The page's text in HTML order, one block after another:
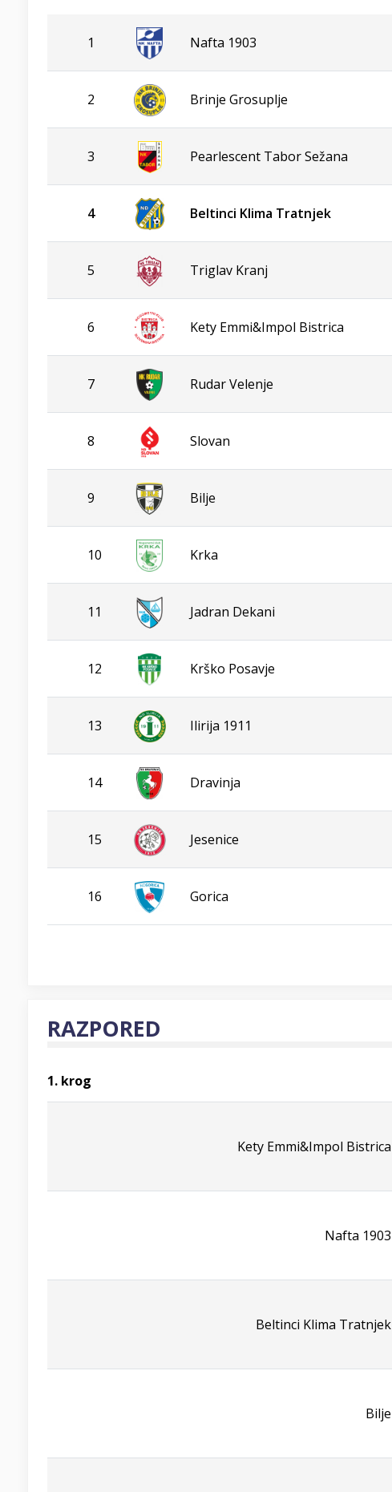
1 Nafta 1903
2 Brinje Grosuplje
3 Pearlescent Tabor Sežana
4 Beltinci Klima Tratnjek
5 Triglav Kranj
6 Kety Emmi&Impol Bistrica
7 Rudar Velenje
8 Slovan
9 Bilje
10 Krka
11 Jadran Dekani
12 Krško Posavje
13 Ilirija 1911
14 Dravinja
15 Jesenice
16 Gorica
RAZPORED
1. krog
Kety Emmi&Impol Bistrica
Nafta 1903
Beltinci Klima Tratnjek
Bilje